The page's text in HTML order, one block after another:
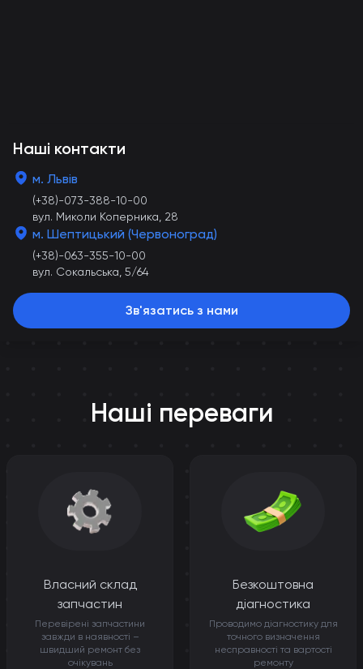
Наші контакти
м. Львів
(+38)-073-388-10-00
вул. Миколи Коперника, 28
м. Шептицький (Червоноград)
(+38)-063-355-10-00
вул. Сокальська, 5/64
Зв'язатись з нами
Наші переваги
Власний склад
запчастин
Перевірені запчастини
завжди в наявності –
швидший ремонт без
очікувань
Безкоштовна
діагностика
Проводимо діагностику для
точного визначення
несправності та вартості
ремонту